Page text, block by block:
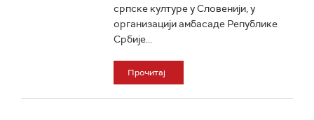
српске културе у Словенији, у
организацији амбасаде Републике
Србије...
Прочитај